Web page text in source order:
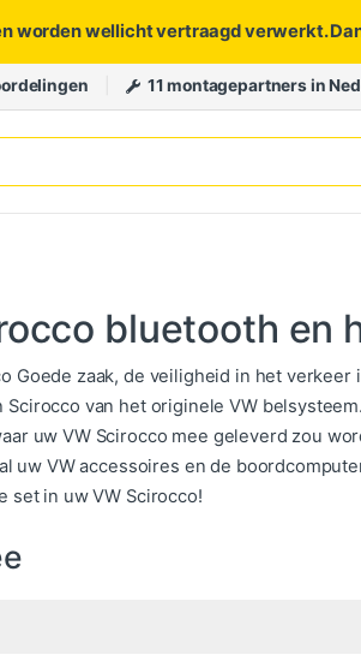
worden wellicht vertraagd verwerkt.
11 montagepartners in
bluetooth en
Goede zaak, de veiligheid in het
van het originele VW
uw VW Scirocco mee geleverd zou
uw VW accessoires en de
set in uw VW Scirocco!